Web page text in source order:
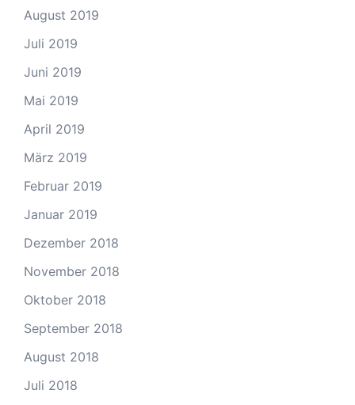
August 2019
Juli 2019
Juni 2019
Mai 2019
April 2019
März 2019
Februar 2019
Januar 2019
Dezember 2018
November 2018
Oktober 2018
September 2018
August 2018
Juli 2018